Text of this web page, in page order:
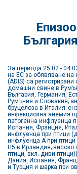
За периода 25.02 -
на ЕС за обявяване на
(ADIS) са
домашни свине в
България, Германия,
Румъния и Словакия;
бруцелоза в Италия;
инфекциозна анемия
патогенна инфлуенца
Испания, Франция,
инфлуенца при птици
инфлуенца А при птици
H5 в Ирландия;
птици, вкл. диви
Дания, Испания,
и Турция и шарка при